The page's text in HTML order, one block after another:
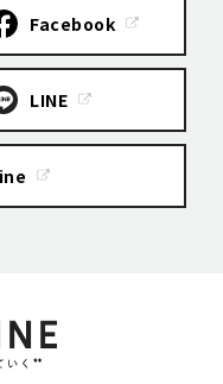
Facebook
LINE